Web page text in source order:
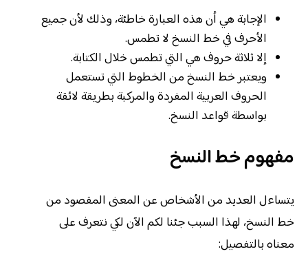
الإجابة هي أن هذه العبارة خاطئة، وذلك لأن جميع
الأحرف في خط النسخ لا تطمس.
إلا ثلاثة حروف هي التي تطمس خلال الكتابة.
ويعتبر خط النسخ من الخطوط التي تستعمل
الحروف العربية المفردة والمركبة بطريقة لائقة
بواسطة قواعد النسخ.
مفهوم خط النسخ
يتساءل العديد من الأشخاص عن المعنى المقصود من
خط النسخ، لهذا السبب جئنا لكم الآن لكي نتعرف على
معناه بالتفصيل: